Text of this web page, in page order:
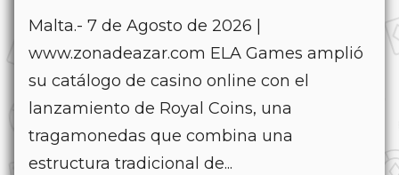
Malta.- 7 de Agosto de 2026 |
www.zonadeazar.com ELA Games amplió
su catálogo de casino online con el
lanzamiento de Royal Coins, una
tragamonedas que combina una
estructura tradicional de...